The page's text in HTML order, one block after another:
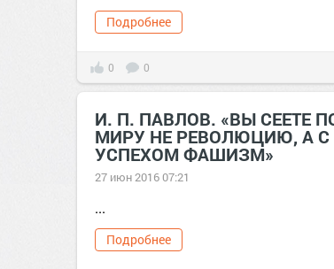
Подробнее
0 0
И. П. ПАВЛОВ. «ВЫ СЕЕТЕ
МИРУ НЕ РЕВОЛЮЦИЮ, А
УСПЕХОМ ФАШИЗМ»
27 июн 2016 07:21
...
Подробнее